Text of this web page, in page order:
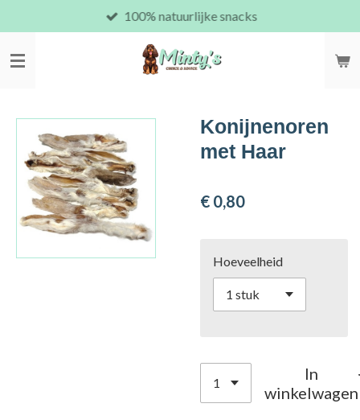
direct
naar
100% natuurlijke snacks
Konijnenoren
met Haar
€ 0,80
Hoeveelheid
In
winkelwagen